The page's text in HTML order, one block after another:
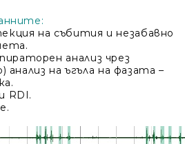
на събития и незабавно
анализ чрез
анализ на ъгъла на фазата –
RDI.